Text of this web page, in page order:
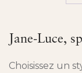
Jane-Luce,
Choisissez un